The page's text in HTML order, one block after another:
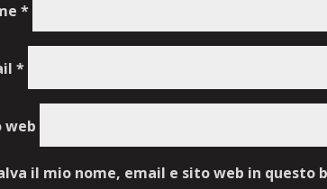
*
*
web
il mio nome, email e sito web in